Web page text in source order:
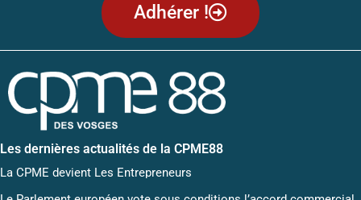
Adhérer !
Les dernières actualités de la CPME88
La CPME devient Les Entrepreneurs